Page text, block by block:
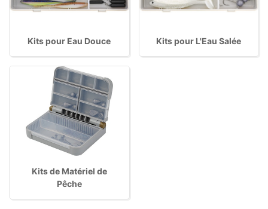
Kits pour Eau Douce Kits pour L'Eau Salée
Kits de Matériel de
Pêche